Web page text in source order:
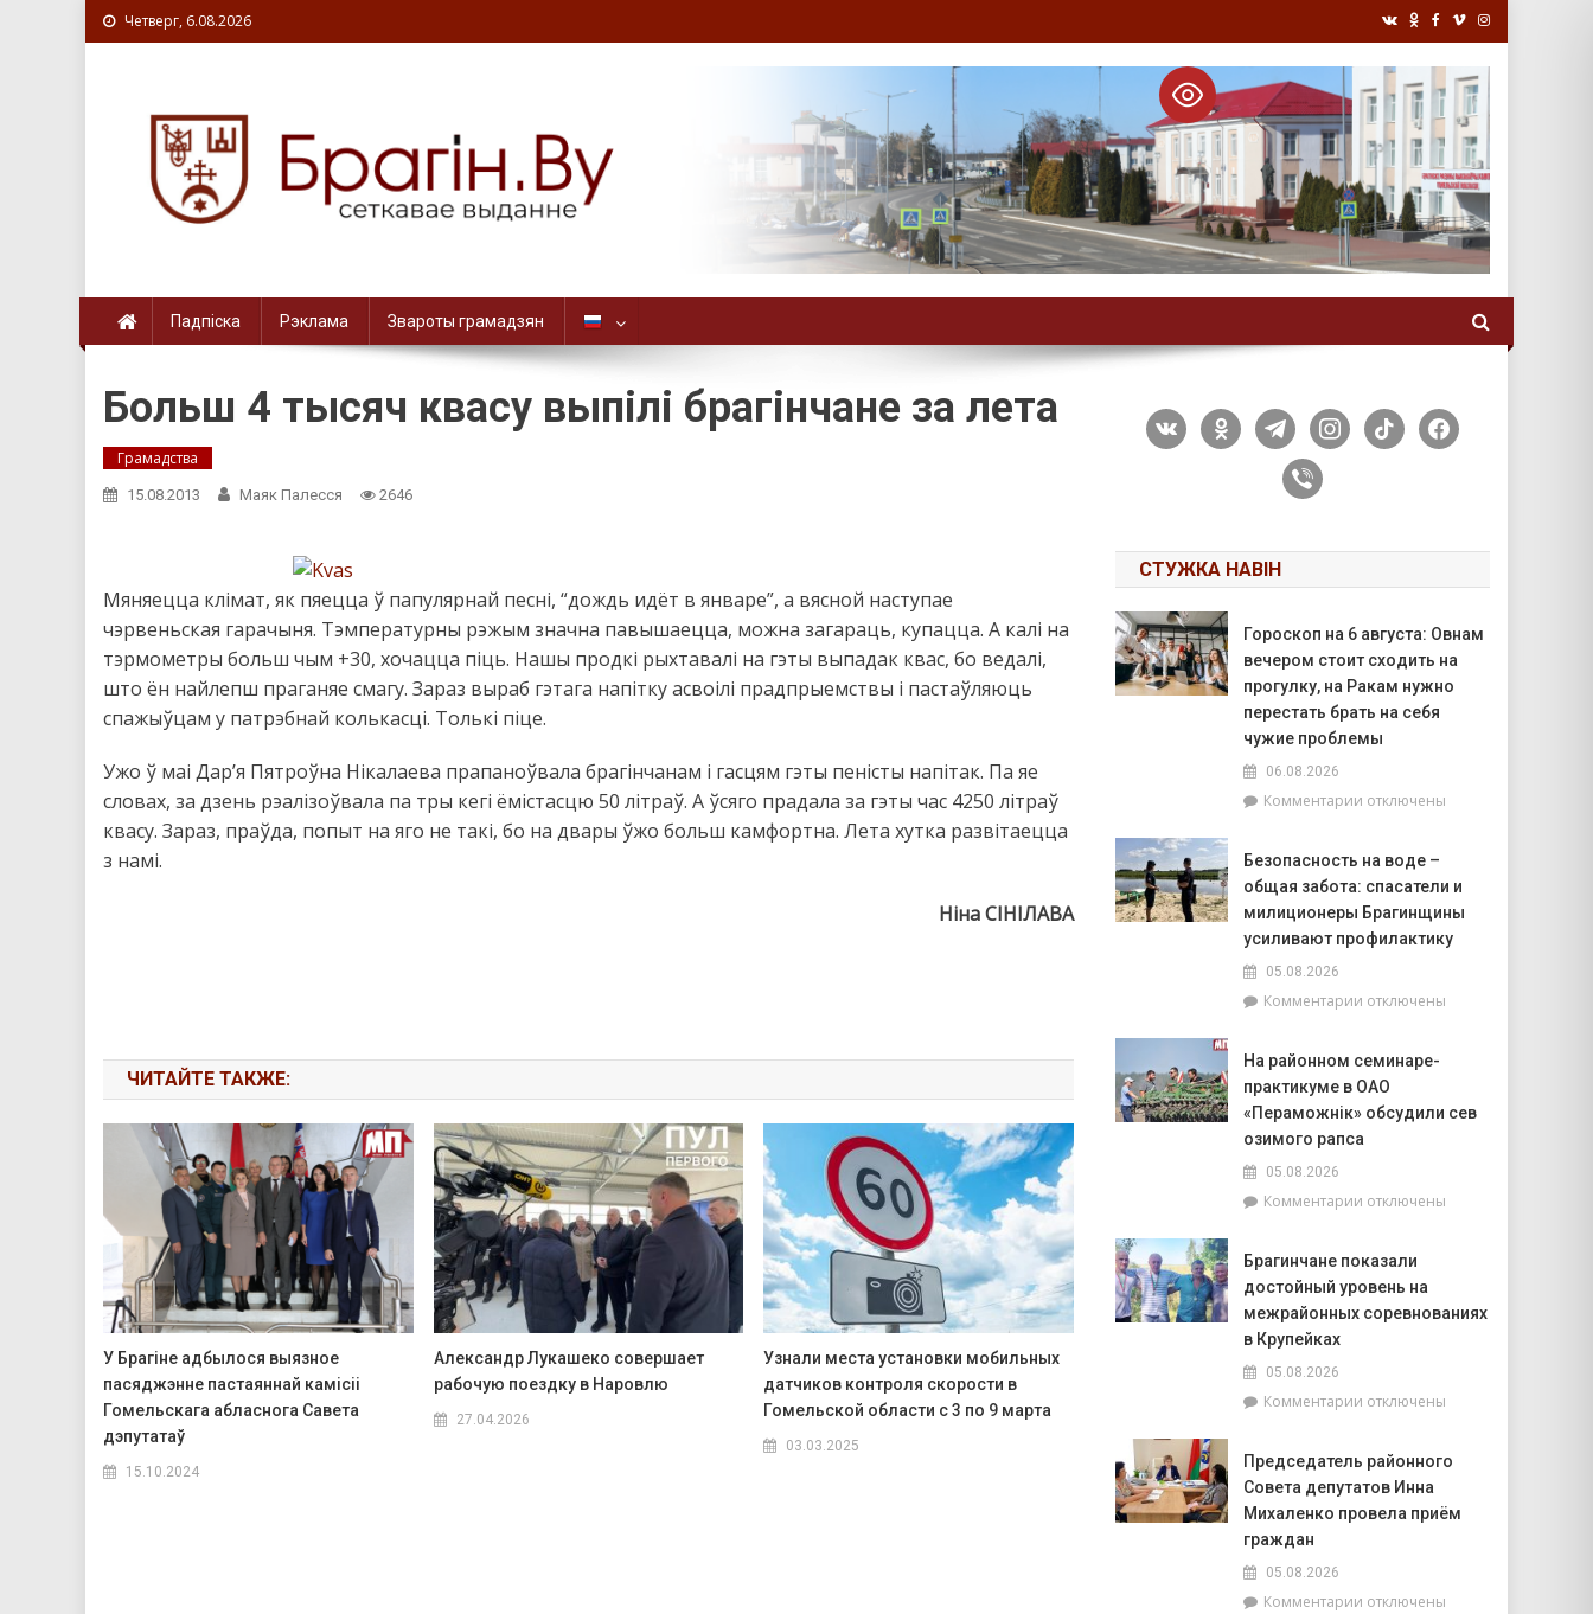
Четверг, 6.08.2026
Падпіска Рэклама Звароты грамадзян
Больш 4 тысяч квасу выпілі брагінчане за лета
Грамадства
15.08.2013 Маяк Палесся 2646
Мяняецца клімат, як пяецца ў папулярнай песні, “дождь идёт в январе”, а вясной наступае
чэрвеньская гарачыня. Тэмпературны рэжым значна павышаецца, можна загараць, купацца. А калі на
тэрмометры больш чым +30, хочацца піць. Нашы продкі рыхтавалі на гэты выпадак квас, бо ведалі,
што ён найлепш праганяе смагу. Зараз выраб гэтага напітку асвоілі прадпрыемствы і пастаўляюць
спажыўцам у патрэбнай колькасці. Толькі піце.
Ужо ў маі Дар’я Пятроўна Нікалаева прапаноўвала брагінчанам і гасцям гэты пеністы напітак. Па яе
словах, за дзень рэалізоўвала па тры кегі ёмістасцю 50 літраў. А ўсяго прадала за гэты час 4250 літраў
квасу. Зараз, праўда, попыт на яго не такі, бо на двары ўжо больш камфортна. Лета хутка развітаецца
з намі.
Ніна СІНІЛАВА
ЧИТАЙТЕ ТАКЖЕ:
У Брагіне адбылося выязное
пасяджэнне пастаяннай камісіі
Гомельскага абласнога Савета
дэпутатаў
15.10.2024
Александр Лукашеко совершает
рабочую поездку в Наровлю
27.04.2026
Узнали места установки мобильных
датчиков контроля скорости в
Гомельской области с 3 по 9 марта
03.03.2025
vkontakteodnoklassniki
telegraminstagram
tiktok facebook
viber
СТУЖКА НАВІН
Гороскоп на 6 августа: Овнам
вечером стоит сходить на
прогулку, на Ракам нужно
перестать брать на себя
чужие проблемы
06.08.2026
Комментариик
на
6
августа:
Овнам
сходить
на
Ракам
нужно
перестать
себя
отключены
Безопасность на воде –
общая забота: спасатели и
милиционеры Брагинщины
усиливают профилактику
05.08.2026
Комментариик
на
воде
–
общая
и
усиливают
профилактику
отключены
На районном семинаре-
практикуме в ОАО
«Пераможнік» обсудили сев
озимого рапса
05.08.2026
Комментариик
районном
семинаре-
практикуме
обсудили
рапса
отключены
Брагинчане показали
достойный уровень на
межрайонных соревнованиях
в Крупейках
05.08.2026
Комментариик
показали
достойный
уровень
в
отключены
Председатель районного
Совета депутатов Инна
Михаленко провела приём
граждан
05.08.2026
Комментариикотключены